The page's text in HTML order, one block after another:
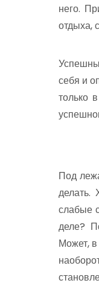
него.
отдыха,
себя и
только
Под
делать.
слабые
деле?
Может,